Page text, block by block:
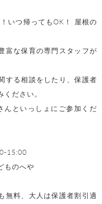
いつ帰ってもOK！ 屋根の
富な保育の専門スタッフが
する相談をしたり、保護者
ださい。
んといっしょにご参加くだ
15:00
ものへや
無料、大人は保護者割引適